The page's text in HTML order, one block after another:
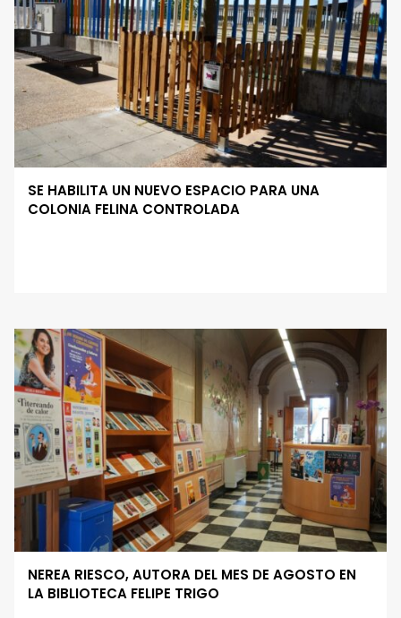
SE HABILITA UN NUEVO ESPACIO PARA UNA
COLONIA FELINA CONTROLADA
NEREA RIESCO, AUTORA DEL MES DE AGOSTO EN
LA BIBLIOTECA FELIPE TRIGO